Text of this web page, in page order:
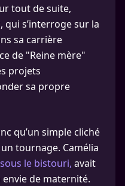
tout de suite,
qui s’interroge sur la
sa carrière
de "Reine mère"
projets
sa propre
qu’un simple cliché
tournage. Camélia
le bistouri, avait
envie de maternité.